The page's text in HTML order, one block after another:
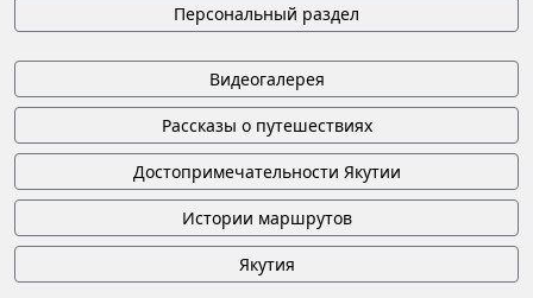
Персональный раздел
Видеогалерея
Рассказы о путешествиях
Достопримечательности Якутии
Истории маршрутов
Якутия